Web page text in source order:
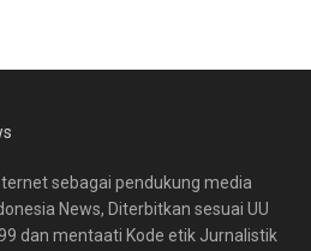
sebagai pendukung media
News, Diterbitkan sesuai UU
dan mentaati Kode etik Jurnalistik